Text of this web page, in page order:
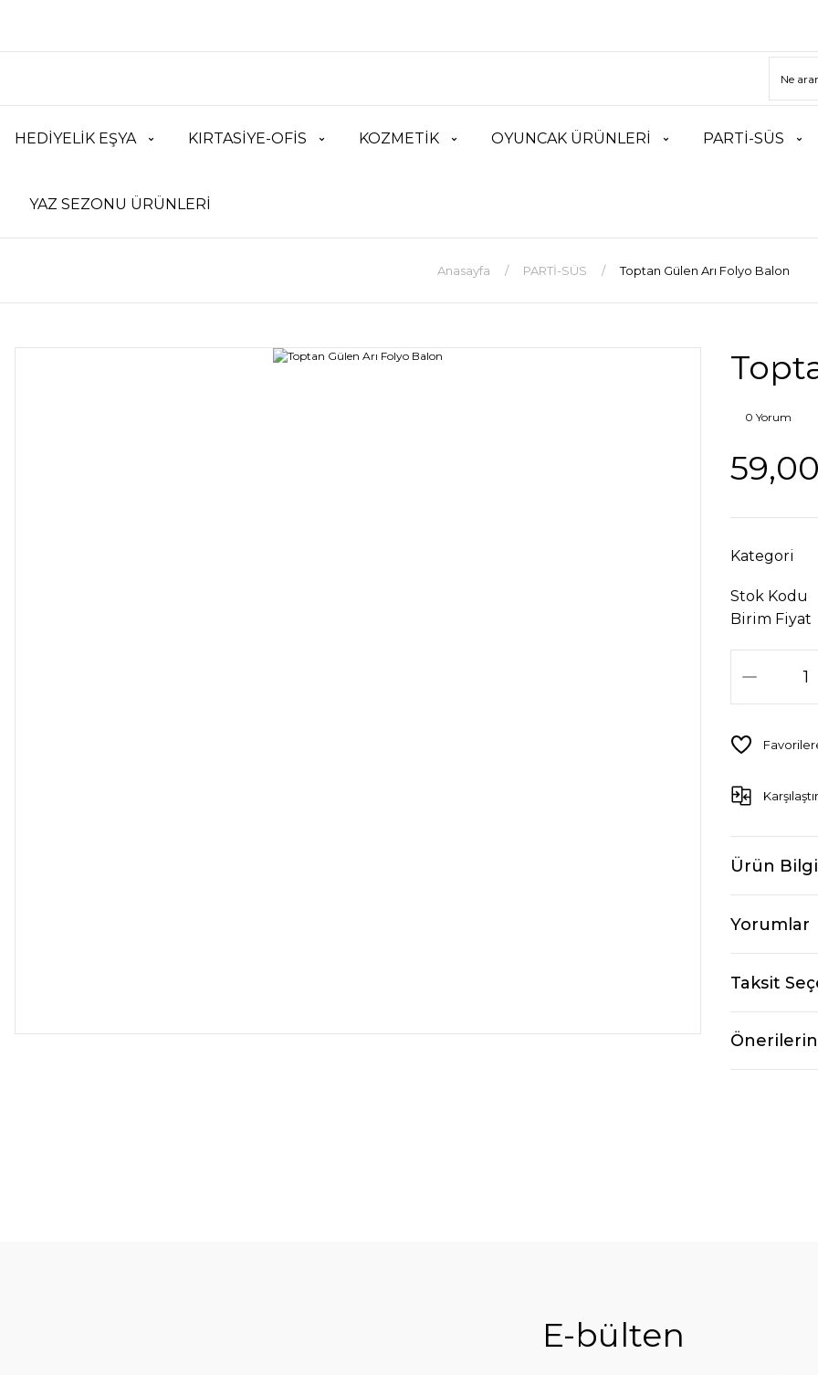
HEDİYELİK EŞYA KIRTASİYE-OFİS KOZMETİK OYUNCAK ÜRÜNLERİ PARTİ-SÜS
YAZ SEZONU ÜRÜNLERİ
Anasayfa PARTİ-SÜS Toptan Gülen Arı Folyo Balon
0 Yorum
Kategori
Stok Kodu
Birim Fiyat
Karşılaştır
Ürün
Yorumlar
Taksit
E-bülten